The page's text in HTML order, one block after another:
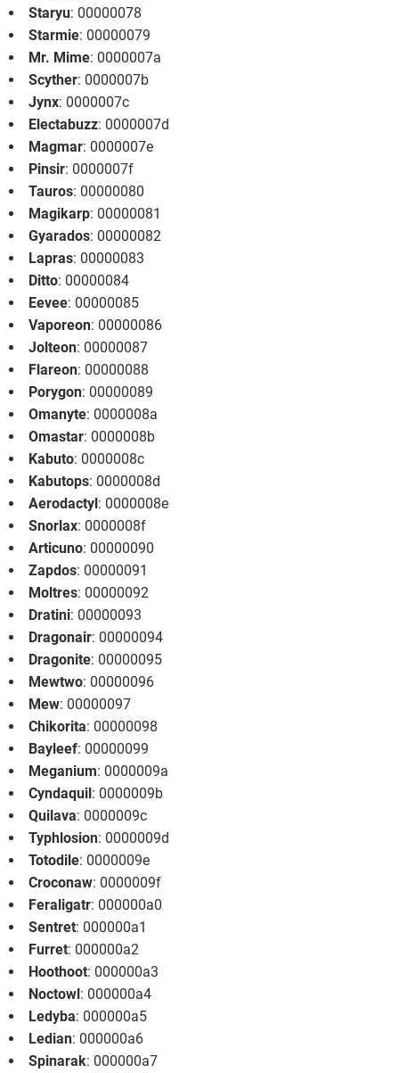
Staryu: 00000078
Starmie: 00000079
Mr. Mime: 0000007a
Scyther: 0000007b
Jynx: 0000007c
Electabuzz: 0000007d
Magmar: 0000007e
Pinsir: 0000007f
Tauros: 00000080
Magikarp: 00000081
Gyarados: 00000082
Lapras: 00000083
Ditto: 00000084
Eevee: 00000085
Vaporeon: 00000086
Jolteon: 00000087
Flareon: 00000088
Porygon: 00000089
Omanyte: 0000008a
Omastar: 0000008b
Kabuto: 0000008c
Kabutops: 0000008d
Aerodactyl: 0000008e
Snorlax: 0000008f
Articuno: 00000090
Zapdos: 00000091
Moltres: 00000092
Dratini: 00000093
Dragonair: 00000094
Dragonite: 00000095
Mewtwo: 00000096
Mew: 00000097
Chikorita: 00000098
Bayleef: 00000099
Meganium: 0000009a
Cyndaquil: 0000009b
Quilava: 0000009c
Typhlosion: 0000009d
Totodile: 0000009e
Croconaw: 0000009f
Feraligatr: 000000a0
Sentret: 000000a1
Furret: 000000a2
Hoothoot: 000000a3
Noctowl: 000000a4
Ledyba: 000000a5
Ledian: 000000a6
Spinarak: 000000a7